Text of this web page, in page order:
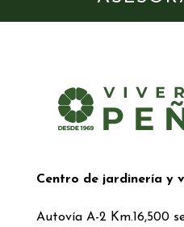
Centro de jardinería y
Autovía A-2 Km.16,500